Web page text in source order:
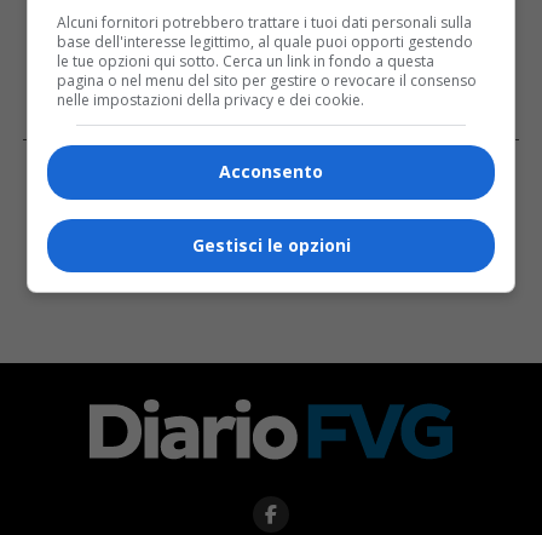
Alcuni fornitori potrebbero trattare i tuoi dati personali sulla
base dell'interesse legittimo, al quale puoi opporti gestendo
le tue opzioni qui sotto. Cerca un link in fondo a questa
pagina o nel menu del sito per gestire o revocare il consenso
nelle impostazioni della privacy e dei cookie.
Acconsento
Gestisci le opzioni